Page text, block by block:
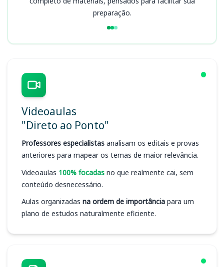
preparação.
Videoaulas
"Direto ao Ponto"
Professores especialistas analisam os editais e provas
anteriores para mapear os temas de maior relevância.
Videoaulas 100% focadas no que realmente cai, sem
conteúdo desnecessário.
Aulas organizadas na ordem de importância para um
plano de estudos naturalmente eficiente.